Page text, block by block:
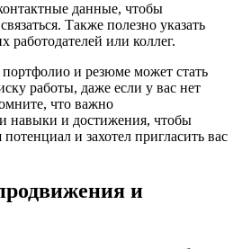
данные, чтобы
Также полезно указать
работодателей или коллег.
и резюме может стать
работы, даже если у вас нет
что важно
навыки и достижения, чтобы
и захотел пригласить вас
и